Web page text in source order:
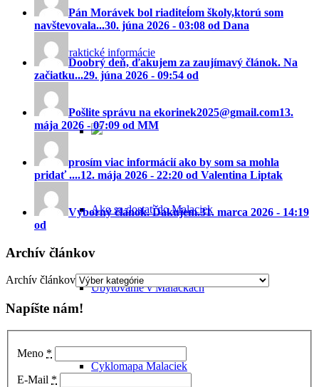
Praktické informácie
Ako sa dostať do Malaciek
Ubytovanie v Malackách
Cyklomapa Malaciek
Pán Morávek bol riaditeĺom školy,ktorú som
navštevovala...30. júna 2026 - 03:08 od Dana
Doobrý deň, ďakujem za zaujímavý článok. Na
začiatku...29. júna 2026 - 09:54 od
Pošlite správu na ekorinek2025@gmail.com13.
mája 2026 - 07:09 od MM
prosím viac informácií ako by som sa mohla
pridať ....12. mája 2026 - 22:20 od Valentina Liptak
Výborný článok. Ďakujem.31. marca 2026 - 14:19
od
Archív článkov
Archív článkov
Napíšte nám!
Meno *
E-Mail *